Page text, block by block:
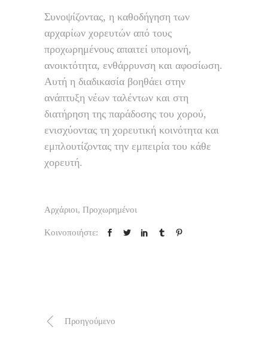
Συνοψίζοντας, η καθοδήγηση των
αρχαρίων χορευτών από τους
προχωρημένους απαιτεί υπομονή,
ανοικτότητα, ενθάρρυνση και αφοσίωση.
Αυτή η διαδικασία βοηθάει στην
ανάπτυξη νέων ταλέντων και στη
διατήρηση της παράδοσης του χορού,
ενισχύοντας τη χορευτική κοινότητα και
εμπλουτίζοντας την εμπειρία του κάθε
χορευτή.
Αρχάριοι, Προχωρημένοι
Κοινοποιήστε:
Προηγούμενο